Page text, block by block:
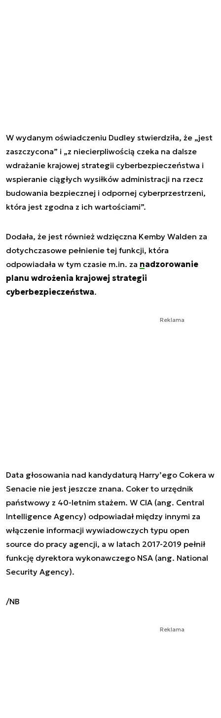
W wydanym oświadczeniu Dudley stwierdziła, że „jest
zaszczycona” i „z niecierpliwością czeka na dalsze
wdrażanie krajowej strategii cyberbezpieczeństwa i
wspieranie ciągłych wysiłków administracji na rzecz
budowania bezpiecznej i odpornej cyberprzestrzeni,
która jest zgodna z ich wartościami”.
Dodała, że jest również wdzięczna Kemby Walden za
dotychczasowe pełnienie tej funkcji, która
odpowiadała w tym czasie m.in. za nadzorowanie
planu wdrożenia krajowej strategii
cyberbezpieczeństwa.
Reklama
Data głosowania nad kandydaturą Harry’ego Cokera w
Senacie nie jest jeszcze znana. Coker to urzędnik
państwowy z 40-letnim stażem. W CIA (ang. Central
Intelligence Agency) odpowiadał między innymi za
włączenie informacji wywiadowczych typu open
source do pracy agencji, a w latach 2017-2019 pełnił
funkcję dyrektora wykonawczego NSA (ang. National
Security Agency).
/NB
Reklama